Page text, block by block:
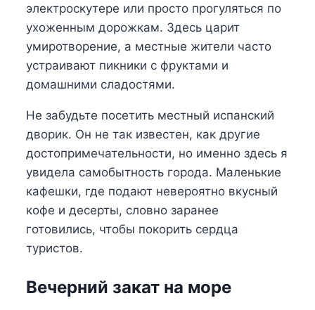
электроскутере или просто прогуляться по
ухоженным дорожкам. Здесь царит
умиротворение, а местные жители часто
устраивают пикники с фруктами и
домашними сладостями.
Не забудьте посетить местный испанский
дворик. Он не так известен, как другие
достопримечательности, но именно здесь я
увидела самобытность города. Маленькие
кафешки, где подают невероятно вкусный
кофе и десерты, словно заранее
готовились, чтобы покорить сердца
туристов.
Вечерний закат на море